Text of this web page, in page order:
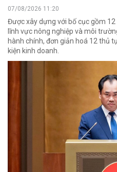
07/08/2026 11:20
Được xây dựng với bố cục gồm
lĩnh vực nông nghiệp và môi
hành chính, đơn giản hoá 12 thủ
kiện kinh doanh.